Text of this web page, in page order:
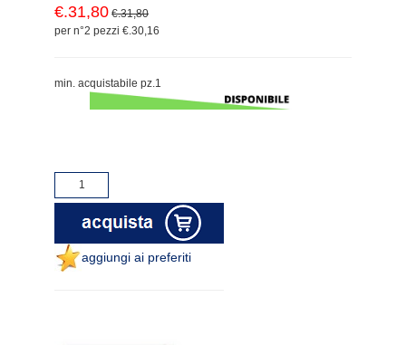
€.31,80 €.31,80
per n°2 pezzi €.30,16
min. acquistabile pz.1
aggiungi ai preferiti